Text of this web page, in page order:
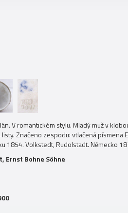
V romantickém stylu. Mladý muž v
Značeno zespodu: vtlačená písmena
1854. Volkstedt, Rudolstadt. Německo
Ernst Bohne Söhne